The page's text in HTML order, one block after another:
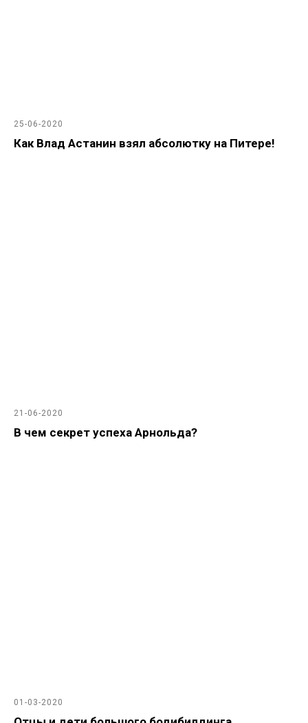
25-06-2020
Как Влад Астанин взял абсолютку на Питере!
21-06-2020
В чем секрет успеха Арнольда?
01-03-2020